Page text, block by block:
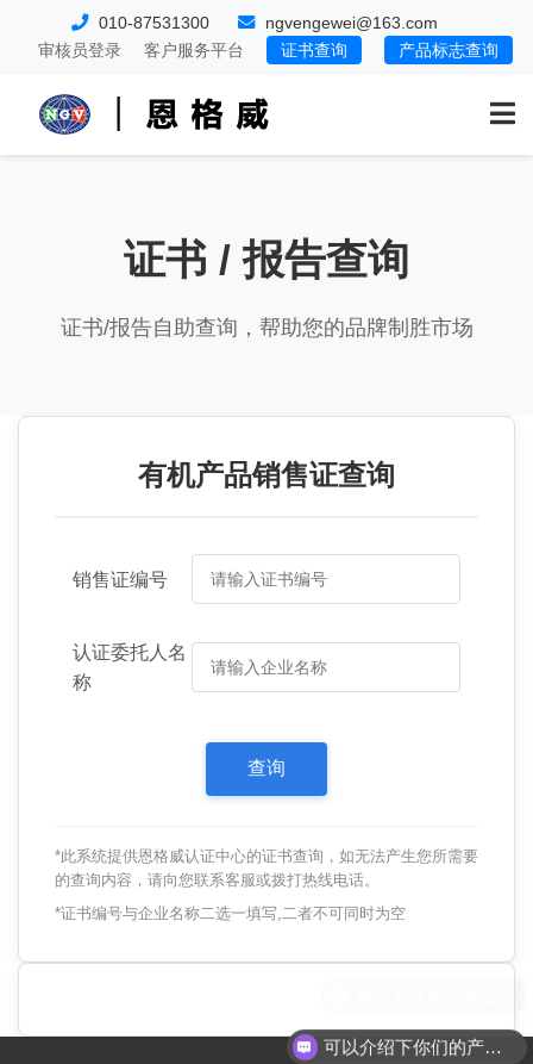
010-87531300
ngvengewei@163.com
审核员登录
客户服务平台 证书查询 产品标志查询
证书 / 报告查询
证书/报告自助查询，帮助您的品牌制胜市场
有机产品销售证查询
销售证编号
认证委托人名
称
*此系统提供恩格威认证中心的证书查询，如无法产生您所需要
的查询内容，请向您联系客服或拨打热线电话。
*证书编号与企业名称二选一填写,二者不可同时为空
可以介绍下你们的产品么？